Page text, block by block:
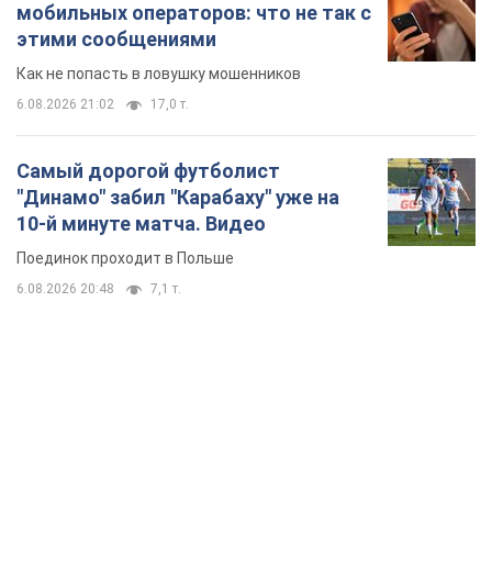
мобильных операторов: что не так с
этими сообщениями
Как не попасть в ловушку мошенников
6.08.2026 21:02 17,0 т.
Самый дорогой футболист
"Динамо" забил "Карабаху" уже на
10-й минуте матча. Видео
Поединок проходит в Польше
6.08.2026 20:48 7,1 т.